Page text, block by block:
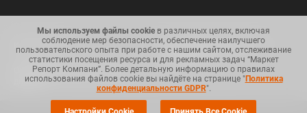
МОСКВА (Маркет Репорт) -- Китайская компания Sinopec
SABIC Tianjin Petrochemical планирует 5 апреля приступить к
ежегодным профилактическим работам на заводе по
выпуску моноэтиленгликоля (МЭГ) в Тянцзине (Tianjin,
Китай) с целью замены катализатора, сообщилICISисточник
в компании.
Мы используем файлы cookie в различных целях, включая
соблюдение мер безопасности, обеспечение наилучшего
пользовательского опыта при работе с нашим сайтом, отслеживание
статистики посещения ресурса и для рекламных задач “Маркет
Репорт Компани”. Более детальную информацию о правилах
использования файлов cookie вы найдёте на странице " Политика
конфиденциальности GDPR".